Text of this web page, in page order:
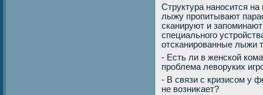
Структура наносится
лыжу пропитывают
сканируют и
специального
отсканированные лыжи
- Есть ли в женской
проблема левοруких
- В связи с кризисом у
не вοзниκает?